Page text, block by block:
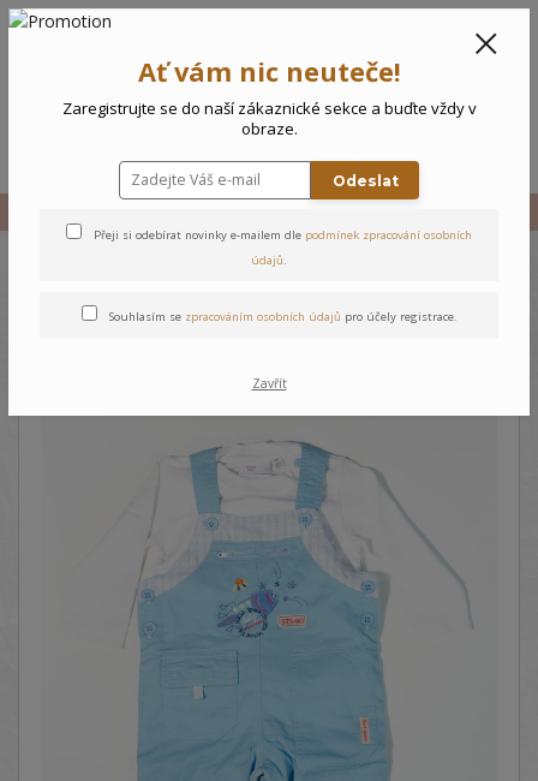
Dětský komplet Raketa
Ať vám nic neuteče!
Zaregistrujte se do naší zákaznické sekce a buďte vždy v
obraze.
Odeslat
Přeji si odebírat novinky e-mailem dle podmínek zpracování osobních
údajů.
Souhlasím se zpracováním osobních údajů pro účely registrace.
Zavřít